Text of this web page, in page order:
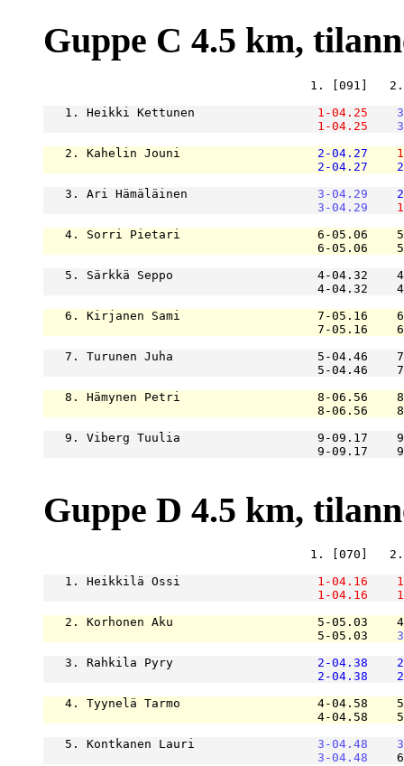
Guppe C 4.5 km,
1. [091]
   1. Heikki Kettunen
1-04.25
1-04.25
   2. Kahelin Jouni
2-04.27
2-04.27
   3. Ari Hämäläinen
3-04.29
3-04.29
4. Sorri Pietari                   6-05.06
6-05.06
5. Särkkä Seppo                    4-04.32
4-04.32
6. Kirjanen Sami                   7-05.16
7-05.16
7. Turunen Juha                    5-04.46
5-04.46
8. Hämynen Petri                   8-06.56
8-06.56
9. Viberg Tuulia                   9-09.17
9-09.17
Guppe D 4.5 km,
1. [070]
   1. Heikkilä Ossi
1-04.16
1-04.16
2. Korhonen Aku                    5-05.03
                                      5-05.03
   3. Rahkila Pyry
2-04.38
2-04.38
4. Tyynelä Tarmo                   4-04.58
4-04.58
   5. Kontkanen Lauri
3-04.48
3-04.48